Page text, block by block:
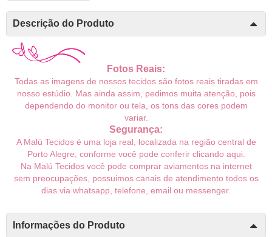
Descrição do Produto
Fotos Reais:
Todas as imagens de nossos tecidos são fotos reais tiradas em
nosso estúdio. Mas ainda assim, pedimos muita atenção, pois
dependendo do monitor ou tela, os tons das cores podem
variar.
Segurança:
A Malú Tecidos é uma loja real, localizada na região central de
Porto Alegre, conforme você pode conferir clicando aqui.
Na Malú Tecidos você pode comprar aviamentos na internet
sem preocupações, possuimos canais de atendimento todos os
dias via whatsapp, telefone, email ou messenger.
Informações do Produto